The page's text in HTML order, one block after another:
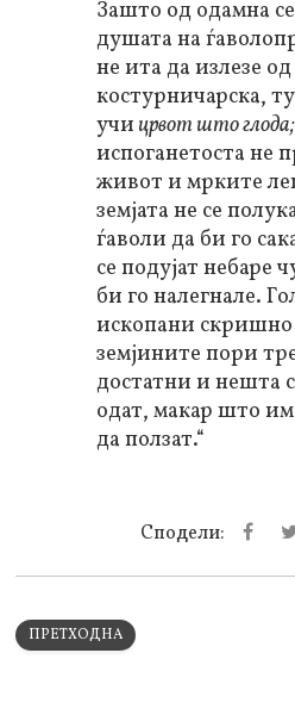
Зашто од одамна
душата на
не ита да излезе од
костурничарска,
учи црвот што глода;
испоганетоста не
живот и мрките
земјата не се
ѓаволи да би го
се подујат небаре
би го налегнале.
ископани скришно
земјините пори
достатни и нешта
одат, макар што
да ползат.“
Сподели:
ПРЕТХОДНА